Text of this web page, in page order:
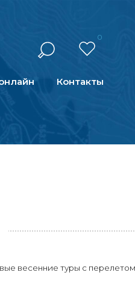
0
Контакты
весенние туры с